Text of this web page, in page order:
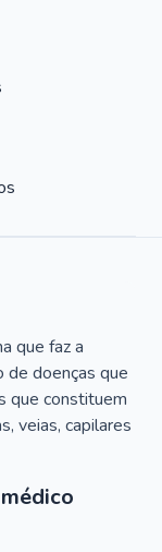
que faz a
de doenças que
que constituem
veias, capilares